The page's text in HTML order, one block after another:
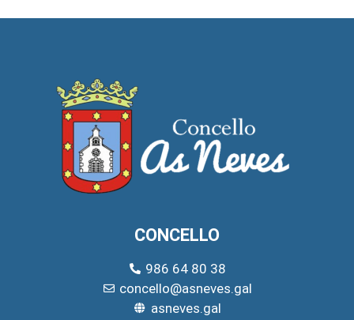
CONCELLO
986 64 80 38
concello@asneves.gal
asneves.gal